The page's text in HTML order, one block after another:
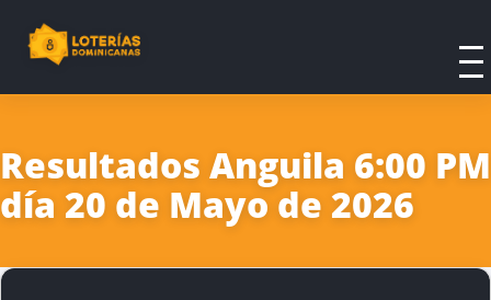
Resultados Anguila 6:00 PM
día 20 de Mayo de 2026